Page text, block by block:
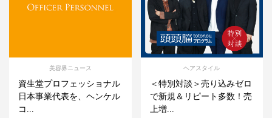
美容界ニュース
資生堂プロフェッショナル
日本事業代表を、ヘンケル
コ...
ヘアスタイル
＜特別対談＞売り込みゼロ
で新規＆リピート多数！売
上増...